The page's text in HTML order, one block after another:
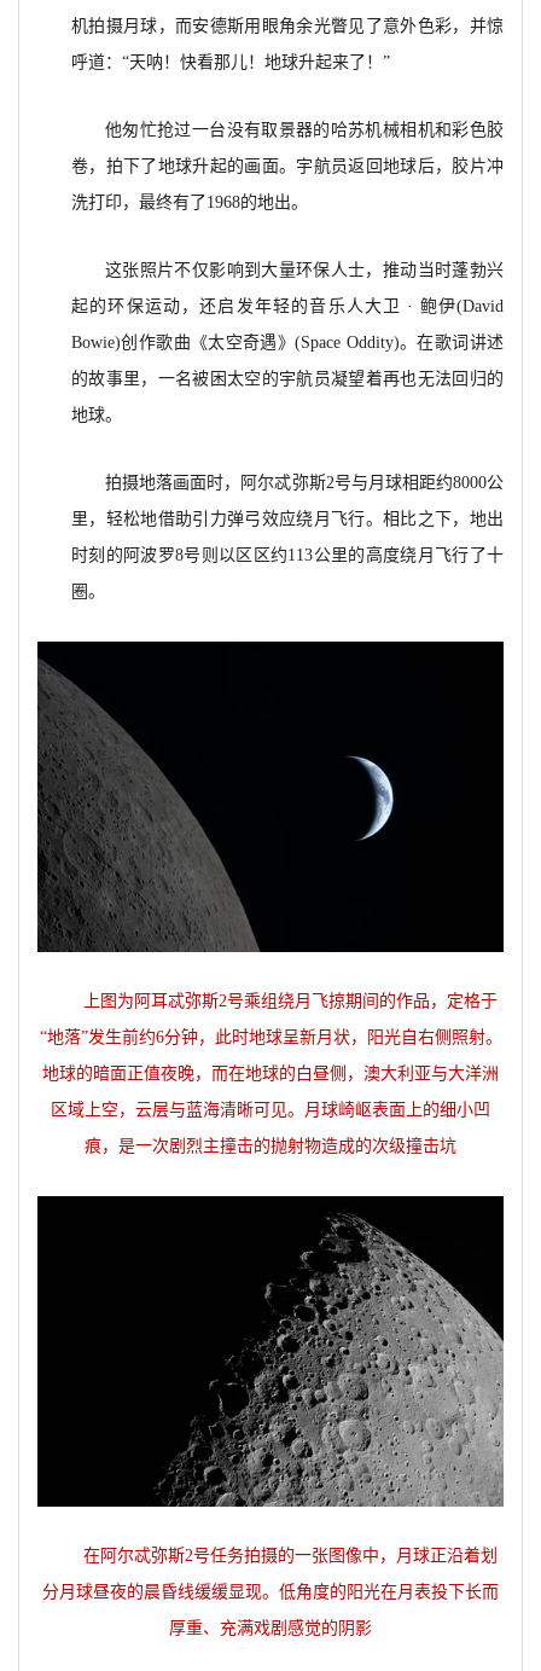
机拍摄月球，而安德斯用眼角余光瞥见了意外色彩，并惊
呼道：“天呐！快看那儿！地球升起来了！”
他匆忙抢过一台没有取景器的哈苏机械相机和彩色胶
卷，拍下了地球升起的画面。宇航员返回地球后，胶片冲
洗打印，最终有了1968的地出。
这张照片不仅影响到大量环保人士，推动当时蓬勃兴
起的环保运动，还启发年轻的音乐人大卫 · 鲍伊(David
Bowie)创作歌曲《太空奇遇》(Space Oddity)。在歌词讲述
的故事里，一名被困太空的宇航员凝望着再也无法回归的
地球。
拍摄地落画面时，阿尔忒弥斯2号与月球相距约8000公
里，轻松地借助引力弹弓效应绕月飞行。相比之下，地出
时刻的阿波罗8号则以区区约113公里的高度绕月飞行了十
圈。
上图为阿耳忒弥斯2号乘组绕月飞掠期间的作品，定格于
“地落”发生前约6分钟，此时地球呈新月状，阳光自右侧照射。
地球的暗面正值夜晚，而在地球的白昼侧，澳大利亚与大洋洲
区域上空，云层与蓝海清晰可见。月球崎岖表面上的细小凹
痕，是一次剧烈主撞击的抛射物造成的次级撞击坑
在阿尔忒弥斯2号任务拍摄的一张图像中，月球正沿着划
分月球昼夜的晨昏线缓缓显现。低角度的阳光在月表投下长而
厚重、充满戏剧感觉的阴影